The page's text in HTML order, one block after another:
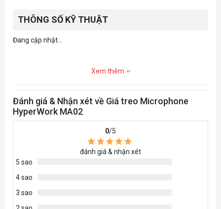
THÔNG SỐ KỸ THUẬT
Đang cập nhật...
Xem thêm
Đánh giá & Nhận xét về Giá treo Microphone
HyperWork MA02
0/5
đánh giá & nhận xét
5 sao
4 sao
3 sao